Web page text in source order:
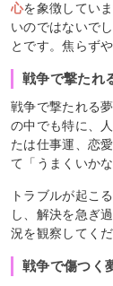
心を象徴してい
いのではないで
とです。焦らず
戦争で撃たれ
戦争で撃たれる夢
の中でも特に、
たは仕事運、恋
て「うまくいか
トラブルが起こ
し、解決を急ぎ
況を観察してくだ
戦争で傷つく